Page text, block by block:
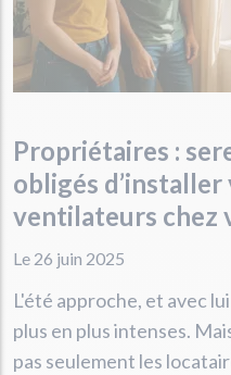
Propriétaires :
obligés
ventilateurs chez
Le 26 juin 2025
L'été approche, et avec
plus en plus intenses.
pas seulement les